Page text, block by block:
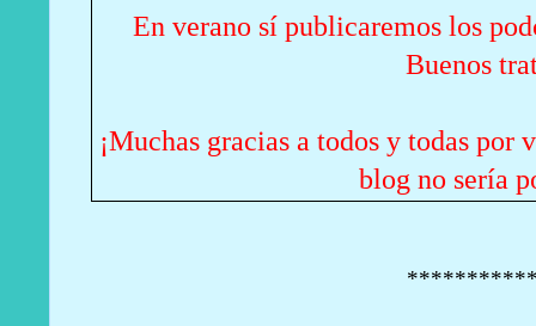
En verano sí publicaremos los
Buenos
¡Muchas gracias a todos y todas por
blog no sería